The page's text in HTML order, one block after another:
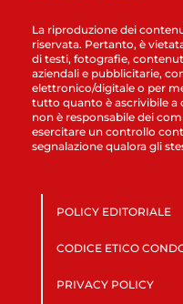
La riproduzione dei
riservata. Pertanto, è
di testi, fotografie,
aziendali e pubblicitarie,
elettronico/digitale o per
tutto quanto è ascrivibile a
non è responsabile dei
esercitare un controllo
segnalazione qualora gli
POLICY EDITORIALE
CODICE ETICO
PRIVACY POLICY